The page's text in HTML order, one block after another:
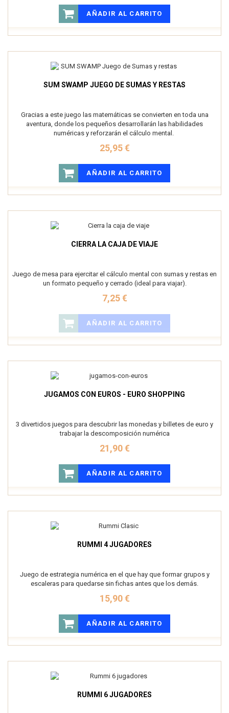
AÑADIR AL CARRITO
SUM SWAMP JUEGO DE SUMAS Y RESTAS
Gracias a este juego las matemáticas se convierten en toda una
aventura, donde los pequeños desarrollarán las habilidades
numéricas y reforzarán el cálculo mental.
25,95 €
AÑADIR AL CARRITO
CIERRA LA CAJA DE VIAJE
Juego de mesa para ejercitar el cálculo mental con sumas y restas en
un formato pequeño y cerrado (ideal para viajar).
7,25 €
AÑADIR AL CARRITO
JUGAMOS CON EUROS - EURO SHOPPING
3 divertidos juegos para descubrir las monedas y billetes de euro y
trabajar la descomposición numérica
21,90 €
AÑADIR AL CARRITO
RUMMI 4 JUGADORES
Juego de estrategia numérica en el que hay que formar grupos y
escaleras para quedarse sin fichas antes que los demás.
15,90 €
AÑADIR AL CARRITO
RUMMI 6 JUGADORES